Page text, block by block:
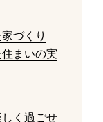
づくり
まいの実
く過ごせ